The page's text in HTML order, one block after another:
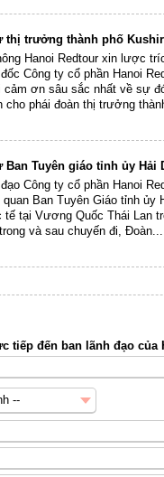
thị trưởng thành phố
Hanoi Redtour xin lược
Công ty cổ phần Hanoi
ơn sâu sắc nhất về sự
cho phái đoàn thị trưởng
Ban Tuyên giáo tỉnh ủy Hải
Công ty cổ phần Hanoi
Ban Tuyên Giáo tỉnh ủy
tế tại Vương Quốc Thái Lan
và sau chuyến đi, Đoàn...
tiếp đến ban lãnh đạo của
--